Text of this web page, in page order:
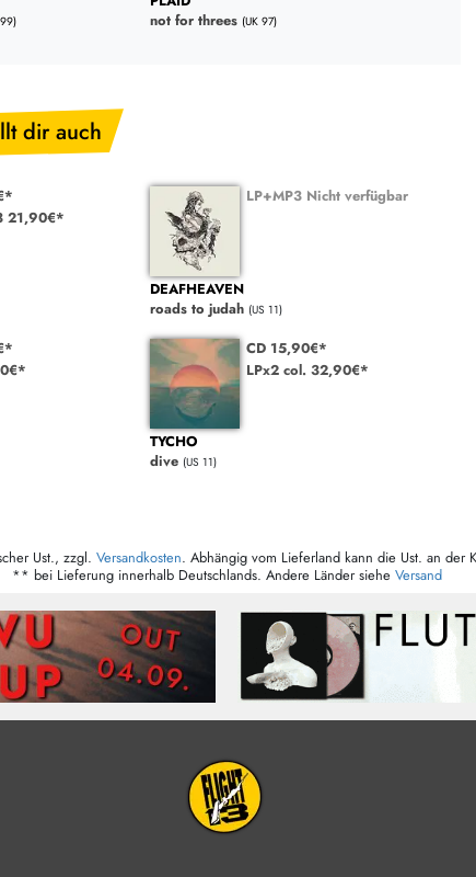
not for threes (UK 97)
dir auch
21,90€*
LP+MP3 Nicht verfügbar
DEAFHEAVEN
roads to judah (US 11)
CD 15,90€*
LPx2 col. 32,90€*
TYCHO
dive (US 11)
Ust., zzgl. Versandkosten. Abhängig vom Lieferland kann die Ust. an der
** bei Lieferung innerhalb Deutschlands. Andere Länder siehe Versand